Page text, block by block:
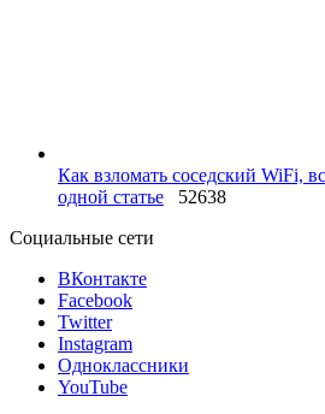
Как взломать соседский WiFi,
одной статье 52638
Социальные сети
ВКонтакте
Facebook
Twitter
Instagram
Одноклассники
YouTube